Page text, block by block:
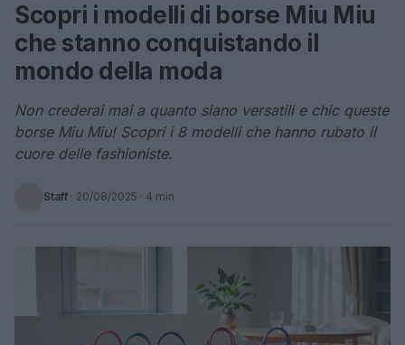
Scopri i modelli di borse Miu Miu
che stanno conquistando il
mondo della moda
Non crederai mai a quanto siano versatili e chic queste
borse Miu Miu! Scopri i 8 modelli che hanno rubato il
cuore delle fashioniste.
Staff · 20/08/2025 · 4 min